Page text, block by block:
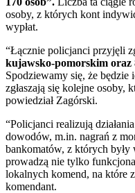
osoby, z których kont
wypłat.
“Łącznie policjanci przyjęli
kujawsko-pomorskim
Spodziewamy się, że
zgłaszają się kolejne osoby,
powiedział Zagórski.
“Policjanci realizują
dowodów, m.in. nagrań z
bankomatów, z których były
prowadzą nie tylko
lokalnych komend, na które
komendant.